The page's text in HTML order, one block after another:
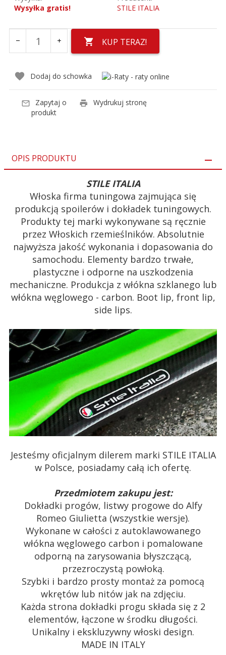
Wysyłka gratis!
STILE ITALIA
KUP TERAZ!
Dodaj do schowka
Zapytaj o
produkt
Wydrukuj stronę
OPIS PRODUKTU
STILE ITALIA
Włoska firma tuningowa zajmująca się
produkcją spoilerów i dokładek tuningowych.
Produkty tej marki wykonywane są ręcznie
przez Włoskich rzemieślników. Absolutnie
najwyższa jakość wykonania i dopasowania do
samochodu. Elementy bardzo trwałe,
plastyczne i odporne na uszkodzenia
mechaniczne. Produkcja z włókna szklanego lub
włókna węglowego - carbon. Boot lip, front lip,
side lips.
Jesteśmy oficjalnym dilerem marki STILE ITALIA
w Polsce, posiadamy całą ich ofertę.
Przedmiotem zakupu jest:
Dokładki progów, listwy progowe do Alfy
Romeo Giulietta (wszystkie wersje).
Wykonane w całości z autoklawowanego
włókna węglowego carbon i pomalowane
odporną na zarysowania błyszczącą,
przezroczystą powłoką.
Szybki i bardzo prosty montaż za pomocą
wkrętów lub nitów jak na zdjęciu.
Każda strona dokładki progu składa się z 2
elementów, łączone w środku długości.
Unikalny i ekskluzywny włoski design.
MADE IN ITALY